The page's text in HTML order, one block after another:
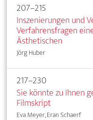
207–215
Inszenierungen und
Verfahrensfragen
Ästhetischen
Jörg Huber
217–230
Sie könnte zu Ihnen
Filmskript
Eva Meyer, Eran Schaerf